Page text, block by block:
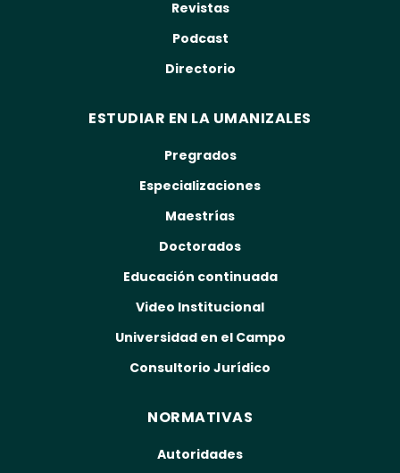
Revistas
Podcast
Directorio
ESTUDIAR EN LA UMANIZALES
Pregrados
Especializaciones
Maestrías
Doctorados
Educación continuada
Video Institucional
Universidad en el Campo
Consultorio Jurídico
NORMATIVAS
Autoridades